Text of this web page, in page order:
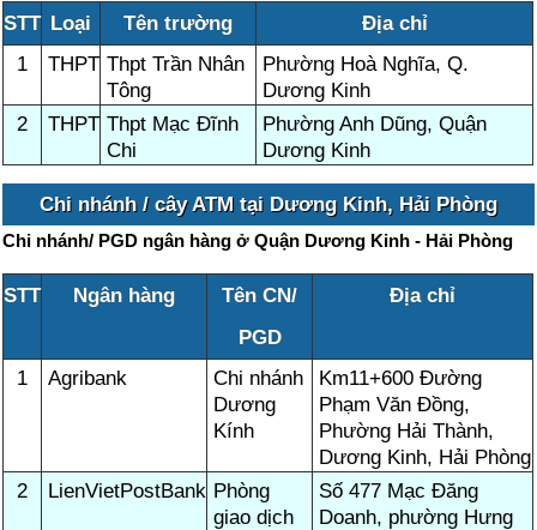
STT Loại Tên trường
Địa chỉ
1
THPT Thpt Trần Nhân
Tông
Phường Hoà Nghĩa, Q.
Dương Kinh
2
THPT Thpt Mạc Đĩnh
Chi
Phường Anh Dũng, Quận
Dương Kinh
Chi nhánh / cây ATM tại Dương Kinh, Hải Phòng
Chi nhánh/ PGD ngân hàng ở Quận Dương Kinh - Hải Phòng
STT Ngân hàng
Tên CN/
PGD
Địa chỉ
1 Agribank
Chi nhánh
Dương
Kính
Km11+600 Đường
Phạm Văn Đồng,
Phường Hải Thành,
Dương Kinh, Hải Phòng
2
LienVietPostBank Phòng
giao dịch
Số 477 Mạc Đăng
Doanh, phường Hưng